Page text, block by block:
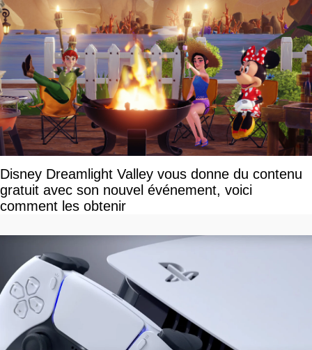
Disney Dreamlight Valley vous donne du contenu
gratuit avec son nouvel événement, voici
comment les obtenir